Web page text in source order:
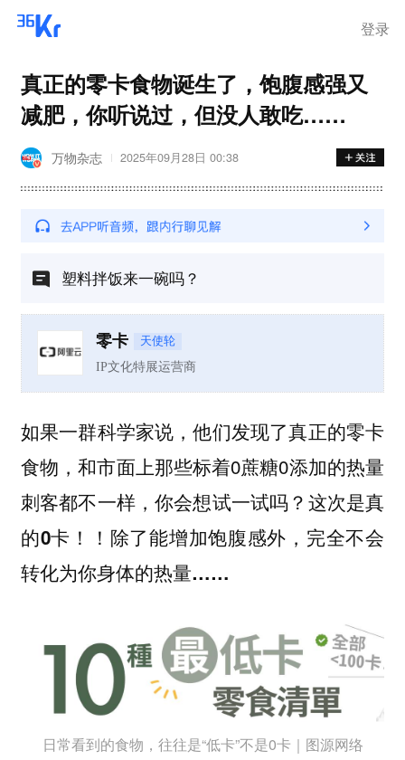
登录
真正的零卡食物诞生了，饱腹感强又
减肥，你听说过，但没人敢吃……
万物杂志 2025年09月28日 00:38
塑料拌饭来一碗吗？
零卡 天使轮
IP文化特展运营商
如果一群科学家说，他们发现了真正的零卡
食物，和市面上那些标着0蔗糖0添加的热量
刺客都不一样，你会想试一试吗？ 这次是真
的0卡！！除了能增加饱腹感外，完全不会
转化为你身体的热量……
日常看到的食物，往往是“低卡”不是0卡｜图源网络